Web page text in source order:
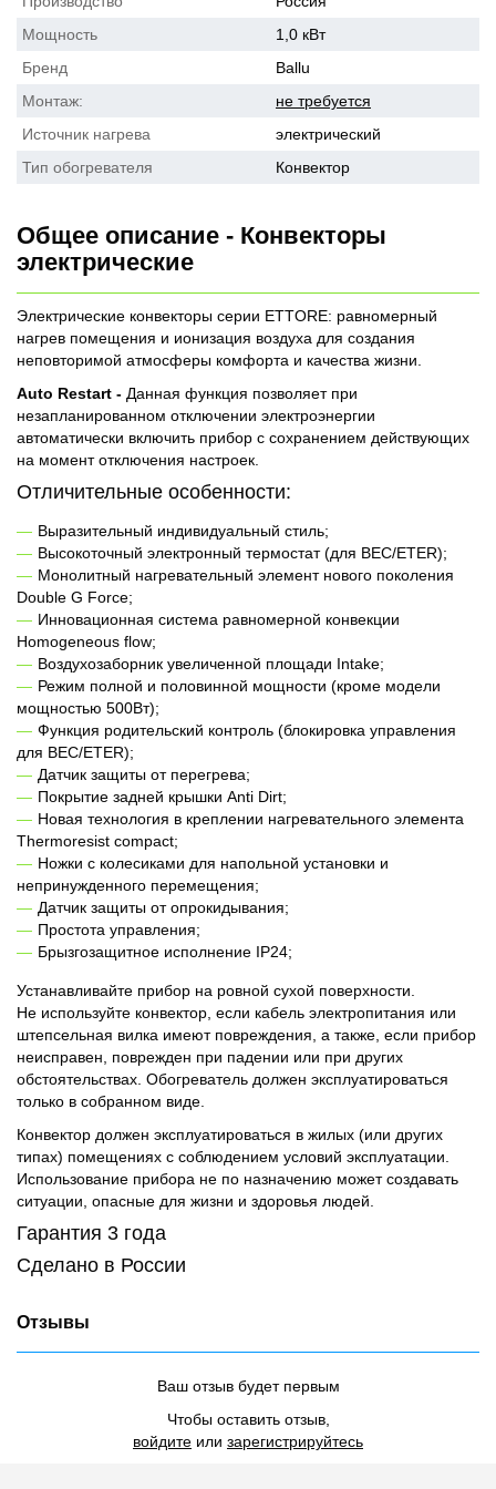
Мощность
1,0 кВт
Бренд
Ballu
Монтаж:
не требуется
Источник нагрева
электрический
Тип обогревателя
Конвектор
Общее описание - Конвекторы
электрические
Электрические конвекторы серии ETTORE: равномерный
нагрев помещения и ионизация воздуха для создания
неповторимой атмосферы комфорта и качества жизни.
Auto Restart - Данная функция позволяет при
незапланированном отключении электроэнергии
автоматически включить прибор с сохранением действующих
на момент отключения настроек.
Отличительные особенности:
Выразительный индивидуальный стиль;
Высокоточный электронный термостат (для BEC/ETER);
Монолитный нагревательный элемент нового поколения
Double G Force;
Инновационная система равномерной конвекции
Homogeneous flow;
Воздухозаборник увеличенной площади Intake;
Режим полной и половинной мощности (кроме модели
мощностью 500Вт);
Функция родительский контроль (блокировка управления
для BEC/ETER);
Датчик защиты от перегрева;
Покрытие задней крышки Anti Dirt;
Новая технология в креплении нагревательного элемента
Thermoresist compact;
Ножки с колесиками для напольной установки и
непринужденного перемещения;
Датчик защиты от опрокидывания;
Простота управления;
Брызгозащитное исполнение IP24;
Устанавливайте прибор на ровной сухой поверхности.
Не используйте конвектор, если кабель электропитания или
штепсельная вилка имеют повреждения, а также, если прибор
неисправен, поврежден при падении или при других
обстоятельствах. Обогреватель должен эксплуатироваться
только в собранном виде.
Конвектор должен эксплуатироваться в жилых (или других
типах) помещениях с соблюдением условий эксплуатации.
Использование прибора не по назначению может создавать
ситуации, опасные для жизни и здоровья людей.
Гарантия 3 года
Сделано в России
Отзывы
Ваш отзыв будет первым
Чтобы оставить отзыв,
войдите или зарегистрируйтесь